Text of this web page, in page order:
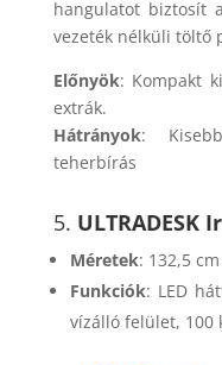
hangulatot biztosít
vezeték nélküli töltő
Előnyök: Kompakt
extrák.
Hátrányok:
teherbírás
5. ULTRADESK
Méretek: 132,5
Funkciók: LED
vízálló felület, 100